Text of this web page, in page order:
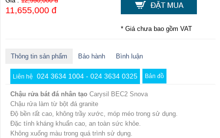
11,655,000 đ
* Giá chưa bao gồm VAT
Thông tin sản phẩm Bảo hành Bình luận
Liên hệ 024 3634 1004 - 024 3634 0325 Bản đồ
Chậu rửa bát đá nhân tạo Carysil BEC2 Snova
Chậu rửa làm từ bột đá granite
Độ bền rất cao, không trầy xước, móp méo trong sử dụng.
Đặc tính kháng khuẩn cao, an toàn sức khỏe.
Không xuống màu trong quá trình sử dụng.